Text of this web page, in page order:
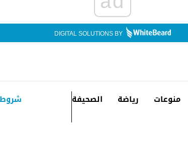
DIGITAL SOLUTIONS BY
منوعات رياضة الصحيفة شروط